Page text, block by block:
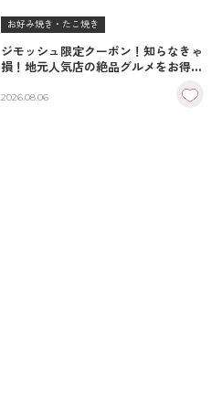
お好み焼き・たこ焼き
ジモッシュ限定クーポン！知らなきゃ
損！地元人気店の絶品グルメをお得に
2026.08.06